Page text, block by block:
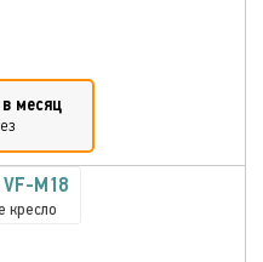
месяц
M18
кресло